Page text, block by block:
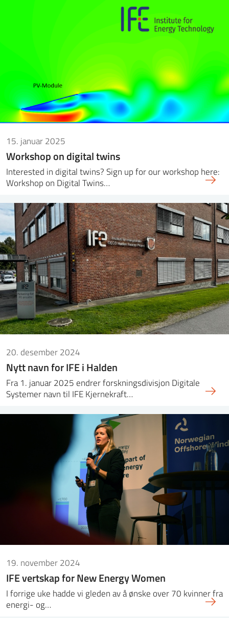
15. januar 2025
Workshop on digital twins
Interested in digital twins? Sign up for our workshop here:
Workshop on Digital Twins…
20. desember 2024
Nytt navn for IFE i Halden
Fra 1. januar 2025 endrer forskningsdivisjon Digitale
Systemer navn til IFE Kjernekraft…
19. november 2024
IFE vertskap for New Energy Women
I forrige uke hadde vi gleden av å ønske over 70 kvinner fra
energi- og…